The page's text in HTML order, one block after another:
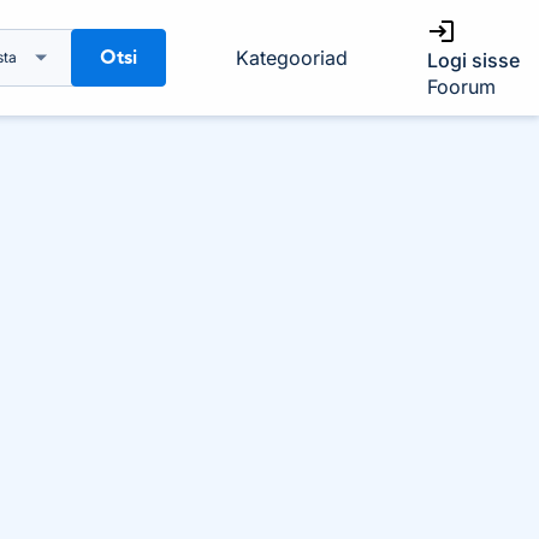
Otsi Kategooriad
Logi sisse
Foorum